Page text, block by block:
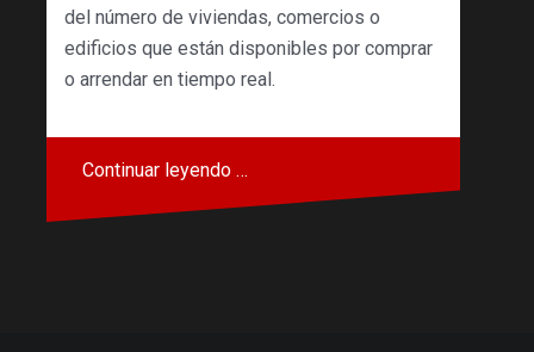
del número de viviendas, comercios o
edificios que están disponibles por comprar
o arrendar en tiempo real.
Continuar leyendo …